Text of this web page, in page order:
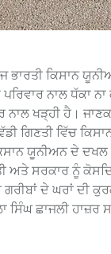
ਕਿਸਾਨ
ਨਾਲ ਧੱਕਾ ਨਾ
ਨਾਲ ਖੜ੍ਹੀ ਹੈ।
ਗਿਣਤੀ ਵਿੱਚ
ਯੂਨੀਅਨ ਦੇ ਦਖਲ
ਅਤੇ ਸਰਕਾਰ ਨੂੰ
ਦੇ ਘਰਾਂ ਦੀ
ਸਿੰਘ ਛਾਜਲੀ ਹਾਜ਼ਰ